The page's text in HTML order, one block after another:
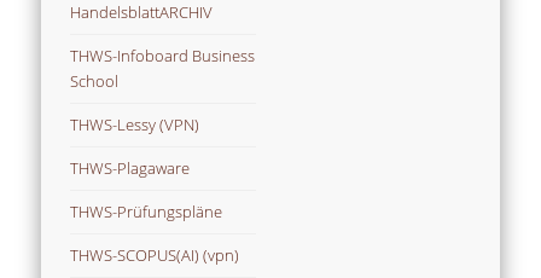
HandelsblattARCHIV
THWS-Infoboard Business
School
THWS-Lessy (VPN)
THWS-Plagaware
THWS-Prüfungspläne
THWS-SCOPUS(AI) (vpn)